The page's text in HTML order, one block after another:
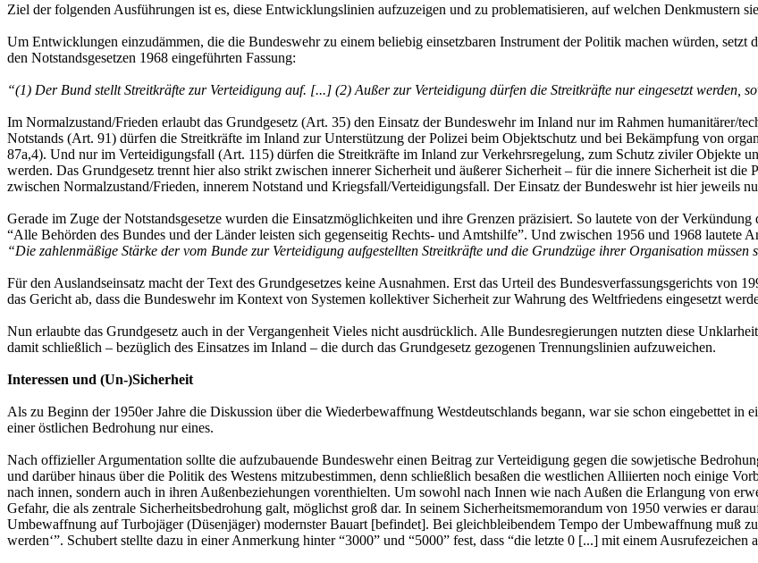
Ziel der folgenden Ausführungen ist es, diese Entwicklungslinien aufzuzeigen und zu problematisieren, auf welchen Denkmustern
Um Entwicklungen einzudämmen, die die Bundeswehr zu einem beliebig einsetzbaren Instrument der Politik machen würden, setzt
den Notstandsgesetzen 1968 eingeführten Fassung:
“(1) Der Bund stellt Streitkräfte zur Verteidigung auf. [...] (2) Außer zur Verteidigung dürfen die Streitkräfte nur eingesetzt werden,
Im Normalzustand/Frieden erlaubt das Grundgesetz (Art. 35) den Einsatz der Bundeswehr im Inland nur im Rahmen humanitärer/
Notstands (Art. 91) dürfen die Streitkräfte im Inland zur Unterstützung der Polizei beim Objektschutz und bei Bekämpfung von
87a,4). Und nur im Verteidigungsfall (Art. 115) dürfen die Streitkräfte im Inland zur Verkehrsregelung, zum Schutz ziviler Objekte
werden. Das Grundgesetz trennt hier also strikt zwischen innerer Sicherheit und äußerer Sicherheit – für die innere Sicherheit ist
zwischen Normalzustand/Frieden, innerem Notstand und Kriegsfall/Verteidigungsfall. Der Einsatz der Bundeswehr ist hier jeweils
Gerade im Zuge der Notstandsgesetze wurden die Einsatzmöglichkeiten und ihre Grenzen präzisiert. So lautete von der
“Alle Behörden des Bundes und der Länder leisten sich gegenseitig Rechts- und Amtshilfe”. Und zwischen 1956 und 1968 lautete
“Die zahlenmäßige Stärke der vom Bunde zur Verteidigung aufgestellten Streitkräfte und die Grundzüge ihrer Organisation müssen
Für den Auslandseinsatz macht der Text des Grundgesetzes keine Ausnahmen. Erst das Urteil des Bundesverfassungsgerichts
das Gericht ab, dass die Bundeswehr im Kontext von Systemen kollektiver Sicherheit zur Wahrung des Weltfriedens eingesetzt
Nun erlaubte das Grundgesetz auch in der Vergangenheit Vieles nicht ausdrücklich. Alle Bundesregierungen nutzten diese
damit schließlich – bezüglich des Einsatzes im Inland – die durch das Grundgesetz gezogenen Trennungslinien aufzuweichen.
Interessen und (Un-)Sicherheit
Als zu Beginn der 1950er Jahre die Diskussion über die Wiederbewaffnung Westdeutschlands begann, war sie schon eingebettet in
einer östlichen Bedrohung nur eines.
Nach offizieller Argumentation sollte die aufzubauende Bundeswehr einen Beitrag zur Verteidigung gegen die sowjetische
und darüber hinaus über die Politik des Westens mitzubestimmen, denn schließlich besaßen die westlichen Alliierten noch einige
nach innen, sondern auch in ihren Außenbeziehungen vorenthielten. Um sowohl nach Innen wie nach Außen die Erlangung von
Gefahr, die als zentrale Sicherheitsbedrohung galt, möglichst groß dar. In seinem Sicherheitsmemorandum von 1950 verwies er
Umbewaffnung auf Turbojäger (Düsenjäger) modernster Bauart [befindet]. Bei gleichbleibendem Tempo der Umbewaffnung muß
werden‘”. Schubert stellte dazu in einer Anmerkung hinter “3000” und “5000” fest, dass “die letzte 0 [...] mit einem